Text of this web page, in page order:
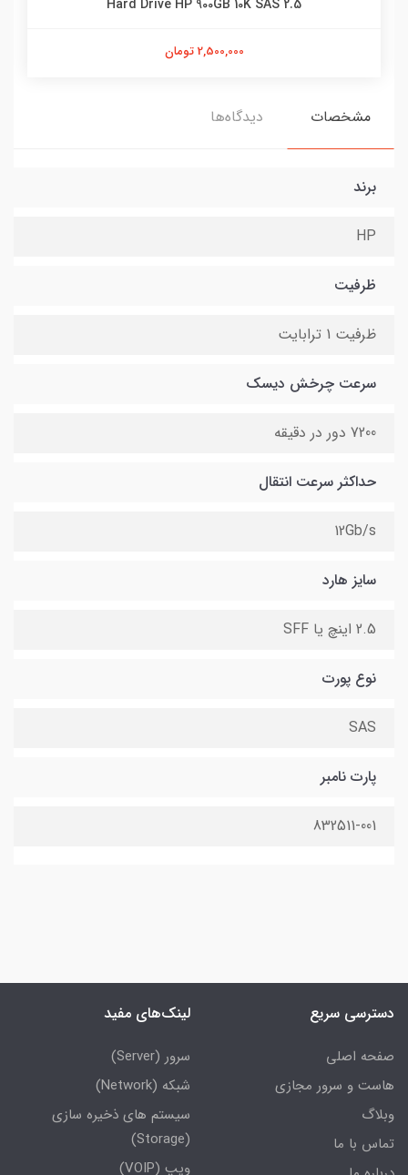
Hard Drive HP 900GB 10K SAS 2.5
2,500,000 تومان
مشخصات دیدگاه‌ها
برند
HP
ظرفیت
ظرفیت 1 ترابایت
سرعت چرخش دیسک
7200 دور در دقیقه
حداکثر سرعت انتقال
12Gb/s
سایز هارد
2.5 اینچ یا SFF
نوع پورت
SAS
پارت نامبر
832511-001
دسترسی سریع
صفحه اصلی
هاست و سرور مجازی
وبلاگ
تماس با ما
لینک‌های مفید
سرور (Server)
شبکه (Network)
سیستم های ذخیره سازی
(Storage)
ویپ (VOIP)